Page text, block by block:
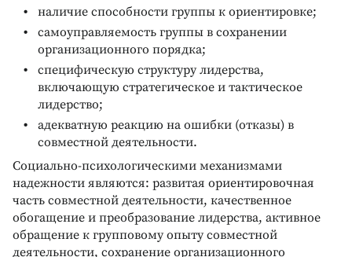
наличие способности группы к ориентировке;
самоуправляемость группы в сохранении
организационного порядка;
специфическую структуру лидерства,
включающую стратегическое и тактическое
лидерство;
адекватную реакцию на ошибки (отказы) в
совместной деятельности.
Социально-психологическими механизмами
надежности являются: развитая ориентировочная
часть совместной деятельности, качественное
обогащение и преобразование лидерства, активное
обращение к групповому опыту совместной
деятельности, сохранение организационного